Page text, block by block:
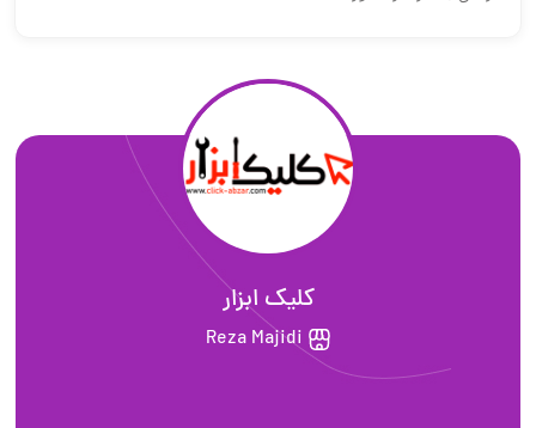
کلیک ابزار
Reza Majidi